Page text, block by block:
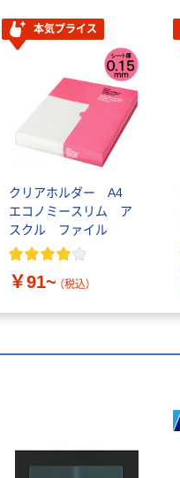
本気プライス
クリアホルダー A4
エコノミースリム ア
スクル ファイル
￥91~ （税込）